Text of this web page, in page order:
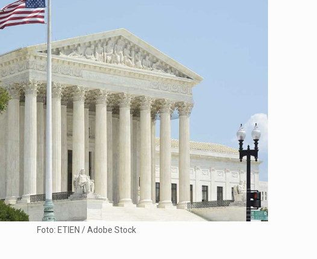
Foto: ETIEN / Adobe Stock